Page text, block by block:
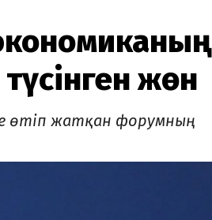
жөн
өтіп жатқан форумның